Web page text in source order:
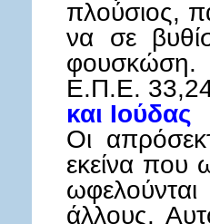
πλούσιος,
να σε
φουσκώση.
Ε.Π.Ε.
και Ιούδας
Οι
εκείνα που
άλλους.